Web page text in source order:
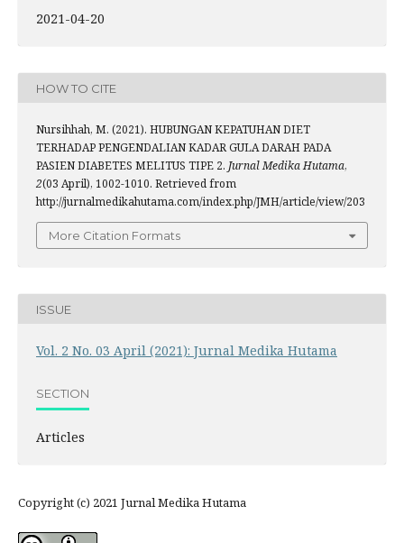
2021-04-20
HOW TO CITE
Nursihhah, M. (2021). HUBUNGAN KEPATUHAN DIET
TERHADAP PENGENDALIAN KADAR GULA DARAH PADA
PASIEN DIABETES MELITUS TIPE 2. Jurnal Medika Hutama,
2(03 April), 1002-1010. Retrieved from
http://jurnalmedikahutama.com/index.php/JMH/article/view/203
More Citation Formats
ISSUE
Vol. 2 No. 03 April (2021): Jurnal Medika Hutama
SECTION
Articles
Copyright (c) 2021 Jurnal Medika Hutama